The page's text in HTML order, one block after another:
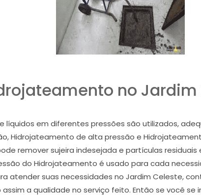
no Jardim
em diferentes pressões são utilizados,
Hidrojateamento de alta pressão e
remover sujeira indesejada e partículas
do Hidrojateamento é usado para cada
atender suas necessidades no Jardim Celeste,
a qualidade no serviço feito. Então se você